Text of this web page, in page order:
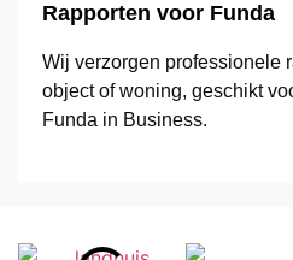
Rapporten voor Funda
Wij verzorgen professionele
object of woning, geschikt
Funda in Business.